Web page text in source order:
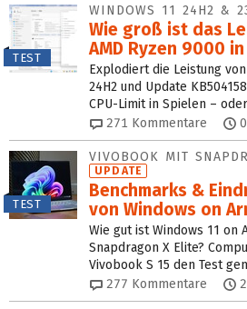
TEST
WINDOWS 11 24H2 &
Wie groß ist das
AMD Ryzen 9000
Explodiert die Leistung
24H2 und Update
CPU-Limit in Spielen –
271 Kommentare
TEST
VIVOBOOK MIT
UPDATE
Benchmarks &
von Windows on
Wie gut ist Windows 11 on
Snapdragon X Elite?
Vivobook S 15 den Test
277 Kommentare